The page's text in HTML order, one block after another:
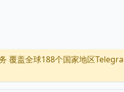
覆盖全球188个国家地区